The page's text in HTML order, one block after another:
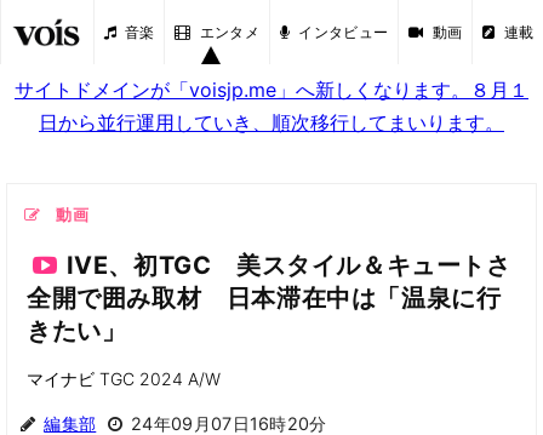
音楽 エンタメ インタビュー 動画 連載
サイトドメインが「voisjp.me」へ新しくなります。８月１
日から並行運用していき、順次移行してまいります。
動画
IVE、初TGC 美スタイル＆キュートさ
全開で囲み取材 日本滞在中は「温泉に行
きたい」
マイナビ TGC 2024 A/W
編集部 24年09月07日16時20分